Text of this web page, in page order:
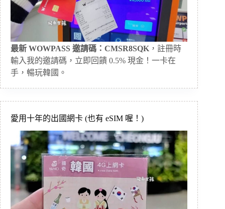
最新 WOWPASS 邀請碼：CMSR8SQK ，註冊時
輸入我的邀請碼，立即回饋 0.5% 現金！一卡在
手，暢玩韓國。
愛用十年的出國網卡 (也有 eSIM 喔！)